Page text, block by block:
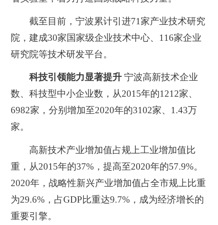
截至目前，宁波累计引进71家产业技术研究
院，建成30家国家级企业技术中心、116家企业
研究院等技术研发平台。
科技引领能力显著提升 宁波高新技术企业
数、科技型中小企业数，从2015年的1212家、
6982家，分别增加至2020年的3102家、1.43万
家。
高新技术产业增加值占规上工业增加值比
重，从2015年的37%，提高至2020年的57.9%。
2020年，战略性新兴产业增加值占全市规上比重
为29.6%，占GDP比重达9.7%，成为经济增长的
重要引擎。